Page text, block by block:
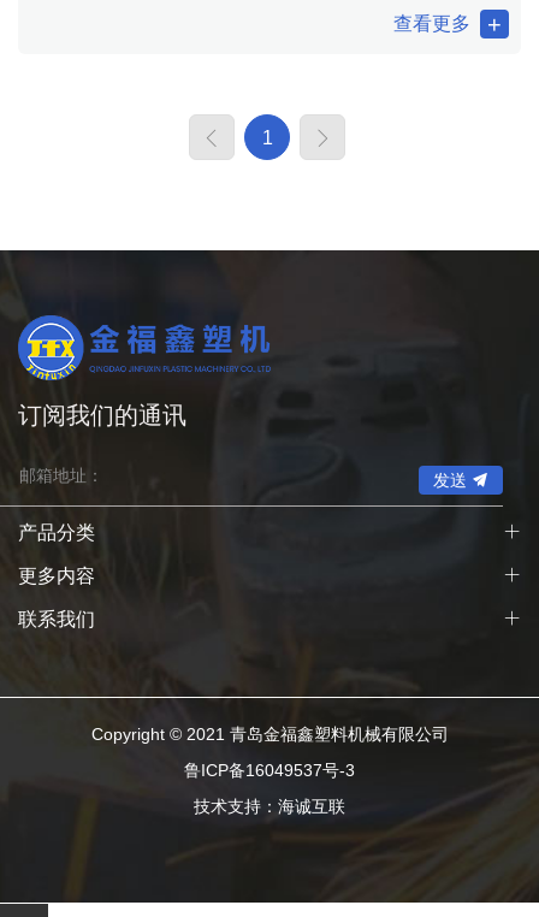
查看更多
1
订阅我们的通讯
发送
产品分类
更多内容
联系我们
Copyright © 2021 青岛金福鑫塑料机械有限公司
鲁ICP备16049537号-3
技术支持：海诚互联